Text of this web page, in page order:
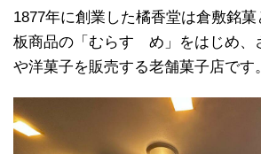
1877年に創業した橘香堂は倉敷銘
板商品の「むらすゞめ」をはじめ、
や洋菓子を販売する老舗菓子店です。